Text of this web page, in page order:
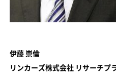
伊藤 崇倫
リンカーズ株式会社 リサーチプ